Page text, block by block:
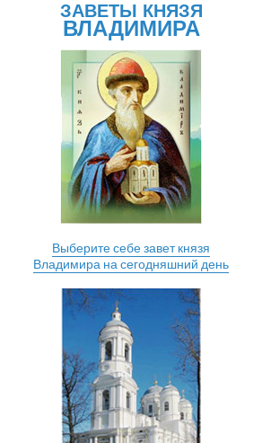
ЗАВЕТЫ КНЯЗЯ
ВЛАДИМИРА
Выберите себе завет князя
Владимира на сегодняшний день